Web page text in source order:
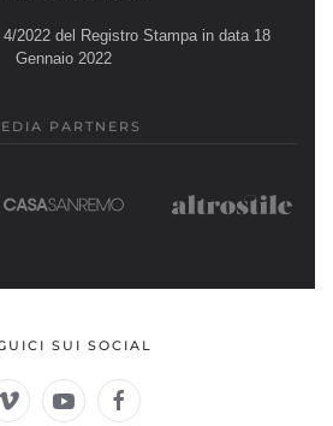
2022 del Registro Stampa in data 18
Gennaio 2022
PARTNERS
SUI SOCIAL